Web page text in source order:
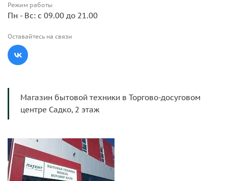
Режим работы
Пн - Вс: с 09.00 до 21.00
Оставайтесь на связи
Магазин бытовой техники в Торгово-досуговом
центре Садко, 2 этаж